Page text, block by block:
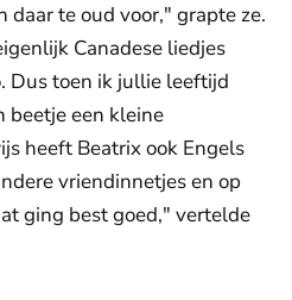
daar te oud voor," grapte ze.
Canadese liedjes
Dus toen ik jullie leeftijd
beetje een kleine
heeft Beatrix ook Engels
vriendinnetjes en op
ging best goed," vertelde